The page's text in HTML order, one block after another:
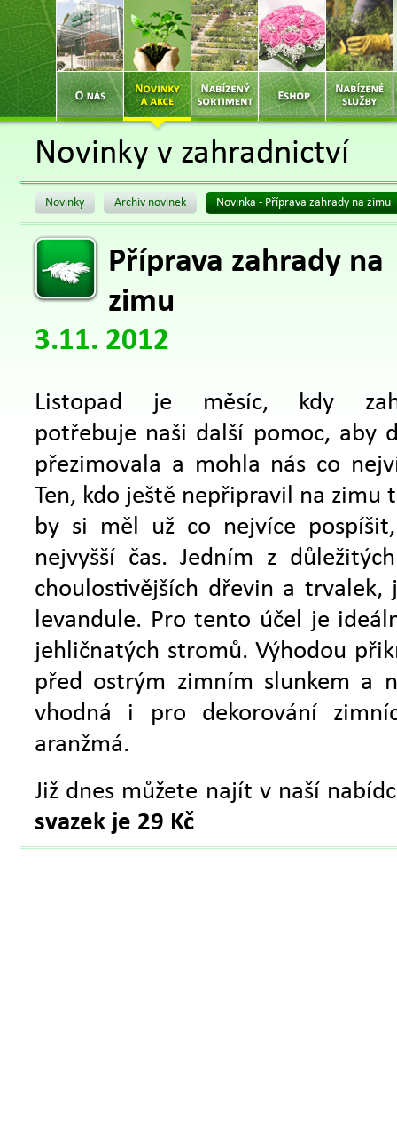
Novinky v zahradnictví
Novinky Archiv novinek Novinka - Příprava zahrady na zimu
Příprava zahrady na
zimu
3.11. 2012
Listopad je měsíc, kdy
potřebuje naši další pomoc, aby
přezimovala a mohla nás co
Ten, kdo ještě nepřipravil na zimu
by si měl už co nejvíce
nejvyšší čas. Jedním z
choulostivějších dřevin a
levandule. Pro tento účel je
jehličnatých stromů. Výhodou
před ostrým zimním slunkem a
vhodná i pro dekorování
aranžmá.
Již dnes můžete najít v naší
svazek je 29 Kč